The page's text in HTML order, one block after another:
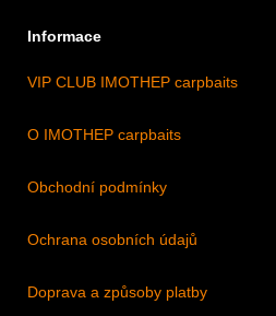
Informace
VIP CLUB IMOTHEP carpbaits
O IMOTHEP carpbaits
Obchodní podmínky
Ochrana osobních údajů
Doprava a způsoby platby